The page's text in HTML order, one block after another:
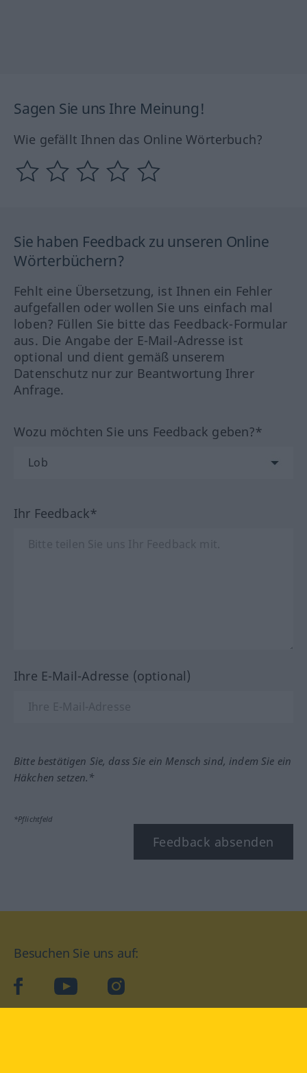
Sagen Sie uns Ihre Meinung!
Wie gefällt Ihnen das Online Wörterbuch?
Sie haben Feedback zu unseren Online
Wörterbüchern?
Fehlt eine Übersetzung, ist Ihnen ein Fehler
aufgefallen oder wollen Sie uns einfach mal
loben? Füllen Sie bitte das Feedback-Formular
aus. Die Angabe der E-Mail-Adresse ist
optional und dient gemäß unserem
Datenschutz nur zur Beantwortung Ihrer
Anfrage.
Wozu möchten Sie uns Feedback geben?*
Ihr Feedback*
Ihre E-Mail-Adresse (optional)
Bitte bestätigen Sie, dass Sie ein Mensch sind, indem Sie ein
Häkchen setzen.*
*Pflichtfeld
Feedback absenden
Besuchen Sie uns auf:
facebookYouTube Instagram